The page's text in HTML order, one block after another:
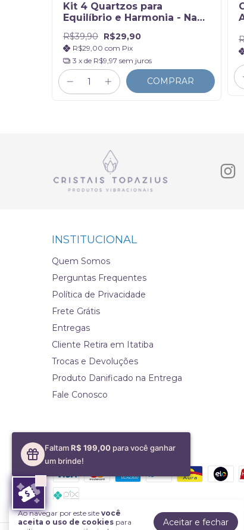
FaltamR$ 199,00 para você ganhar
um brinde!
Ao navegar por este site você
aceita o uso de cookies para
Aceitar e fechar
Kit 4 Quartzos para
Equilíbrio e Harmonia - Na
Caixinha
R$39,90 R$29,90
R$29,00 com Pix
3 x de R$9,97 sem juros
COMPRAR
INSTITUCIONAL
Quem Somos
Perguntas Frequentes
Política de Privacidade
Frete Grátis
Entregas
Cliente Retira em Itatiba
Trocas e Devoluções
Produto Danificado na Entrega
Fale Conosco
Formas de pagamento